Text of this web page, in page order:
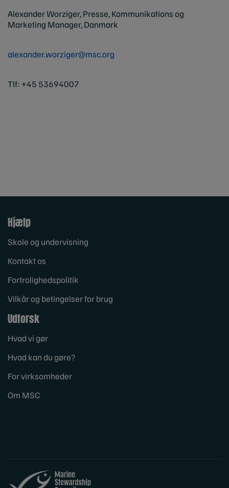
Alexander Worziger,Presse, Kommunikations og
Marketing Manager, Danmark
alexander.worziger@msc.org
Tlf:+45 53694007
Hjælp
Skole og undervisning
Kontakt os
Fortrolighedspolitik
Vilkår og betingelser for brug
Udforsk
Hvad vi gør
Hvad kan du gøre?
For virksomheder
Om MSC